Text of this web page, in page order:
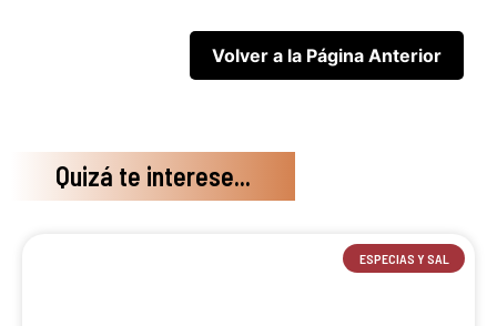
Quizá te interese...
ESPECIAS Y SAL